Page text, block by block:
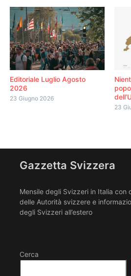
Editoriale Luglio Agosto
2026
23 Giugno 2026
23
Gazzetta Svizzera
Mensile degli Svizzeri in Italia con
delle Autorità svizzere e
degli Svizzeri all’estero
Cerca